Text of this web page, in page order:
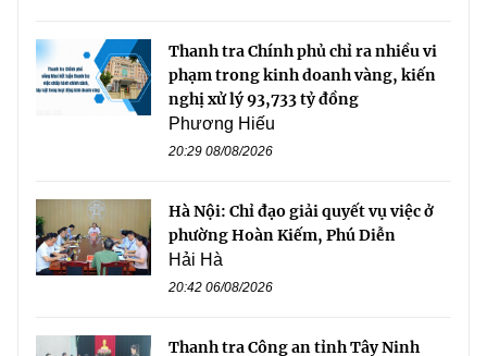
Thanh tra Chính phủ chỉ ra nhiều vi
phạm trong kinh doanh vàng, kiến
nghị xử lý 93,733 tỷ đồng
Phương Hiếu
20:29 08/08/2026
Hà Nội: Chỉ đạo giải quyết vụ việc ở
phường Hoàn Kiếm, Phú Diễn
Hải Hà
20:42 06/08/2026
Thanh tra Công an tỉnh Tây Ninh